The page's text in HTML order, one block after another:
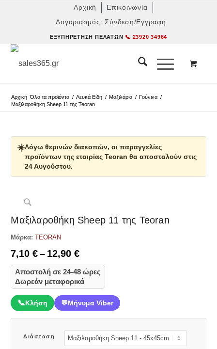
Αρχική
Επικοινωνία
Λογαριασμός: Σύνδεση/Εγγραφή
ΕΞΥΠΗΡΈΤΗΣΗ ΠΕΛΑΤΏΝ 📞 23920 34964
Αρχική Όλα τα προϊόντα / Λευκά Είδη / Μαξιλάρια / Γούνινα /
Μαξιλαροθήκη Sheep 11 της Teoran
☀️Λόγω θερινών διακοπών, οι παραγγελίες
προϊόντων της εταιρίας Teoran θα αποσταλούν στις
24 Αυγούστου.
Μαξιλαροθήκη Sheep 11 της Teoran
Μάρκα: TEORAN
7,10€ – 12,90€Price
range:
7,10 €
through
12,90 €
Αποστολή σε 24-48 ώρες
Δωρεάν μεταφορικά
📞Κλήση 💬Μήνυμα Viber
Διάσταση